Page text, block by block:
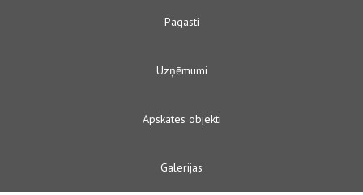
Pagasti
Uzņēmumi
Apskates objekti
Galerijas